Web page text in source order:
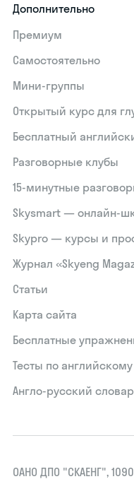
Дополнительно
Премиум
Самостоятельно
Мини-группы
Открытый курс для
Бесплатный
Разговорные клубы
15‑минутные
Skysmart — онлайн-
Skypro — курсы и
Журнал «Skyeng
Статьи
Карта сайта
Бесплатные
Тесты по
Англо-русский
ОАНО ДПО "СКАЕНГ",